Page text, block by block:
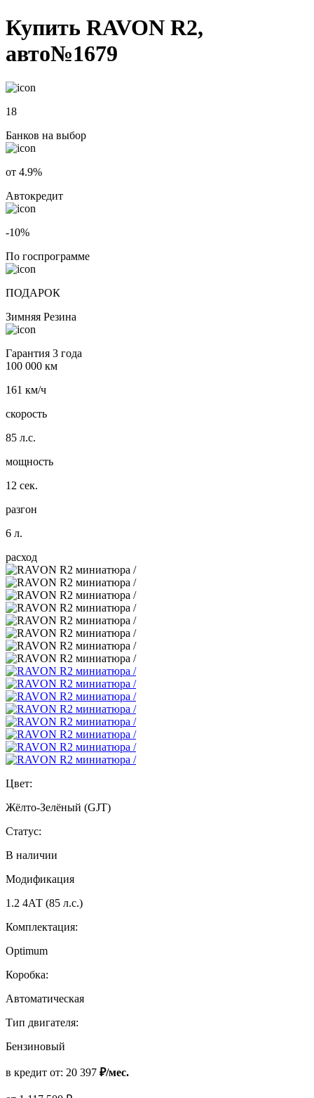
Купить RAVON R2,
авто№1679
18
Банков на выбор
от 4.9%
Автокредит
-10%
По госпрограмме
ПОДАРОК
Зимняя Резина
Гарантия 3 года
100 000 км
161 км/ч
скорость
85 л.с.
мощность
12 сек.
разгон
6 л.
расход
Цвет:
Жёлто-Зелёный (GJT)
Статус:
В наличии
Модификация
1.2 4АТ (85 л.с.)
Комплектация:
Optimum
Коробка:
Автоматическая
Тип двигателя:
Бензиновый
в кредит от: 20 397 ₽/мес.